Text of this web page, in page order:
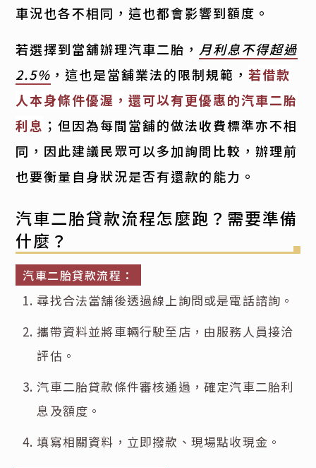
車況也各不相同，這也都會影響到額度。
若選擇到當舖辦理汽車二胎， 月利息不得超過
2.5% ，這也是當舖業法的限制規範，若借款
人本身條件優渥，還可以有更優惠的汽車二胎
利息 ；但因為每間當舖的做法收費標準亦不相
同，因此建議民眾可以多加詢問比較，辦理前
也要衡量自身狀況是否有還款的能力。
汽車二胎貸款流程怎麼跑？需要準備
什麼？
汽車二胎貸款流程：
尋找合法當舖後透過線上詢問或是電話諮詢。
攜帶資料並將車輛行駛至店，由服務人員接洽
評估。
汽車二胎貸款條件審核通過，確定汽車二胎利
息及額度。
填寫相關資料，立即撥款、現場點收現金。